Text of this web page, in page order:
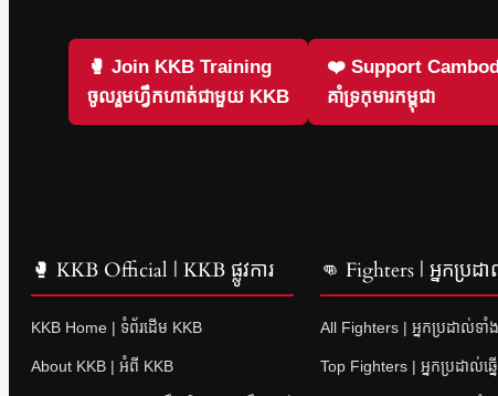
🥊 Join KKB Training
ចូលរួមហ្វឹកហាត់ជាមួយ KKB
❤️ Support
គាំទ្រកុមារកម្ពុជា
🥊 KKB Official | KKB ផ្លូវការ
KKB Home | ទំព័រដើម KKB
About KKB | អំពី KKB
👊 Fighters | អ្នកប្រដ
All Fighters | អ្នកប្រដាល់ទ
Top Fighters | អ្នកប្រដាល់ឆ្ន